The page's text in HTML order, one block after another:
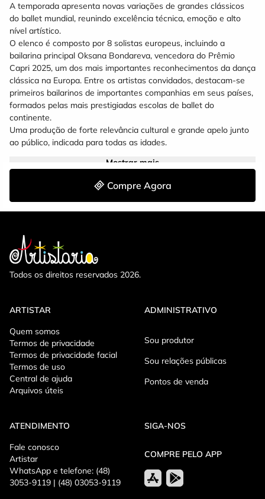
A temporada apresenta novas variações de grandes clássicos
do ballet mundial, reunindo excelência técnica, emoção e alto
nível artístico.
O elenco é composto por 8 solistas europeus, incluindo a
bailarina principal Oksana Bondareva, vencedora do Prêmio
Capri 2025, um dos mais importantes reconhecimentos da dança
clássica na Europa. Entre os artistas convidados, destacam-se
primeiros bailarinos de importantes companhias em seus países,
formados pelas mais prestigiadas escolas de ballet do
continente.
Uma produção de forte relevância cultural e grande apelo junto
ao público, indicada para todas as idades.
Serviços:
Local Teatro Municipal Sefrin Filho
Cidade Cascavel/PR
lugares nem entrar durante a dança.
Mostrar mais
Compre Agora
Todos os direitos reservados 2026.
ARTISTAR
Quem somos
Termos de privacidade
Termos de privacidade facial
Termos de uso
Central de ajuda
Arquivos úteis
ADMINISTRATIVO
Sou produtor
Sou relações públicas
Pontos de venda
ATENDIMENTO
Fale conosco
Artistar
WhatsApp e telefone: (48)
3053-9119 | (48) 03053-9119
SIGA-NOS
COMPRE PELO APP